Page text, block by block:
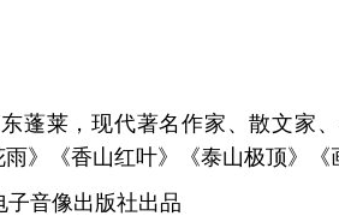
蓬莱，现代著名作家、散文家
》《香山红叶》《泰山极顶》《
子音像出版社出品